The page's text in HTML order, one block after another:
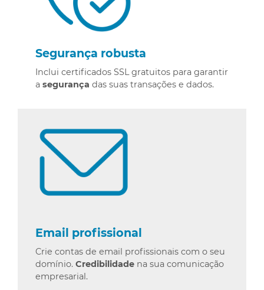
Segurança robusta
Inclui certificados SSL gratuitos para garantir
a segurança das suas transações e dados.
Email profissional
Crie contas de email profissionais com o seu
domínio. Credibilidade na sua comunicação
empresarial.